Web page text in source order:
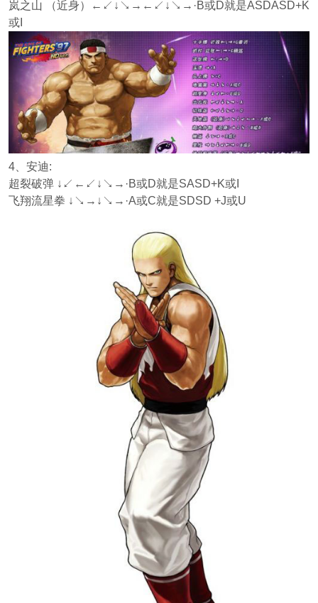
岚之山 （近身）←↙↓↘→←↙↓↘→·B或D就是ASDASD+K
或I
4、安迪:
超裂破弹 ↓↙←↙↓↘→·B或D就是SASD+K或I
飞翔流星拳 ↓↘→↓↘→·A或C就是SDSD +J或U